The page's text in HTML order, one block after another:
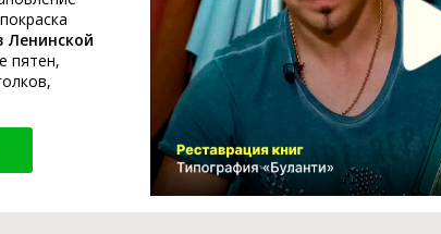
Ленинской
пятен,